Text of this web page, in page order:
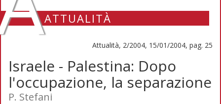
ATTUALITÀ
Attualità, 2/2004, 15/01/2004, pag. 25
Israele - Palestina: Dopo
l'occupazione, la separazione
P. Stefani